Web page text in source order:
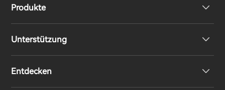
Produkte
Unterstützung
Entdecken